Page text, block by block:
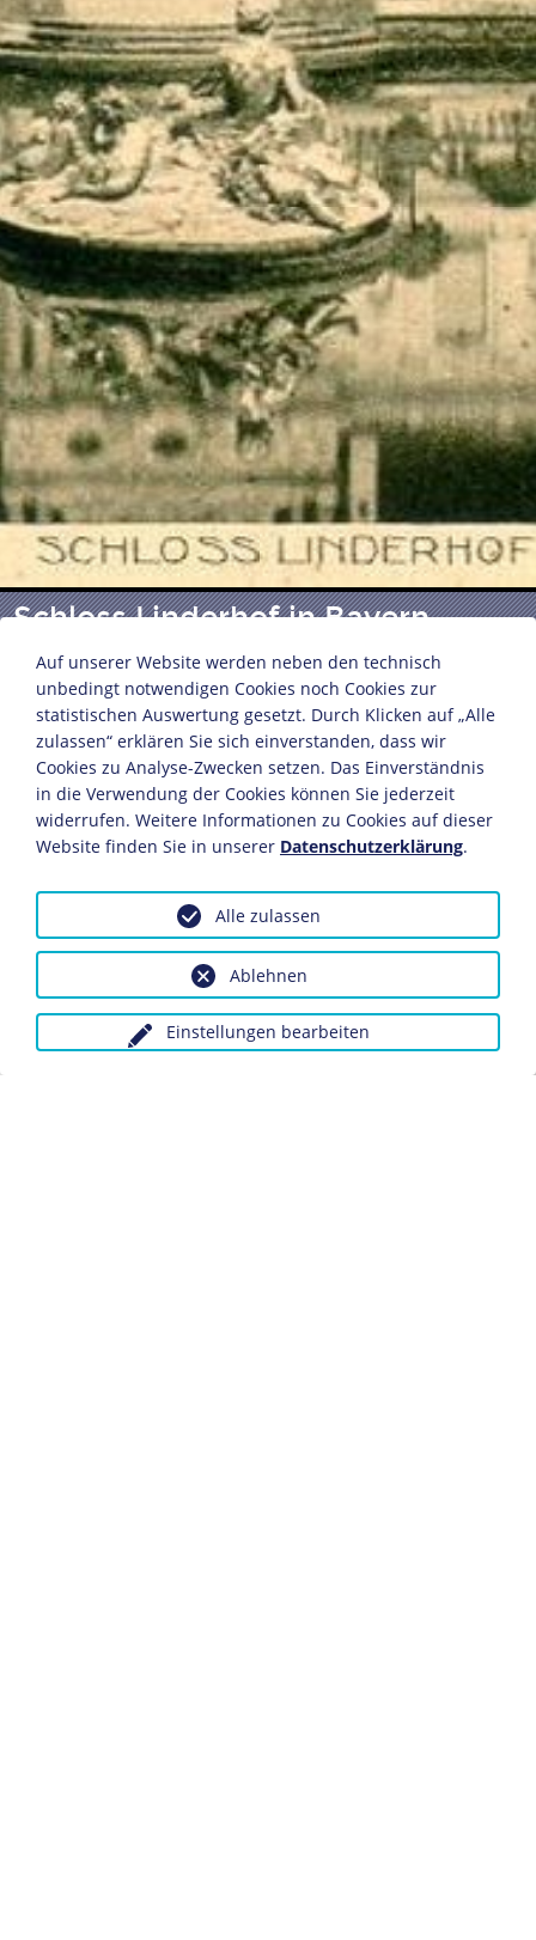
Schloss Linderhof in Bayern
Grußpostkarte
Verlag: Rudolph Rudolphi
Garmisch-Partenkirchen, um 1910
Karton
8,9 x 14 cm
Bildnachweis: Deutsches Historisches Museum,
Berlin
Inv.-Nr.: PK 2005/28
Das vom bayerischen König Ludwig II. in Auftrag
gegebene Schloss Linderhof in Südbayern wird 1877
fertig gestellt.
Auf unserer Website werden neben den technisch
unbedingt notwendigen Cookies noch Cookies zur
statistischen Auswertung gesetzt. Durch Klicken auf „Alle
zulassen“ erklären Sie sich einverstanden, dass wir
Cookies zu Analyse-Zwecken setzen. Das Einverständnis
in die Verwendung der Cookies können Sie jederzeit
widerrufen. Weitere Informationen zu Cookies auf dieser
Website finden Sie in unserer Datenschutzerklärung.
Einstellungen bearbeiten
Ablehnen
Alle zulassen